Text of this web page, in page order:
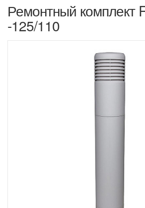
Ремонтный комплект
-125/110